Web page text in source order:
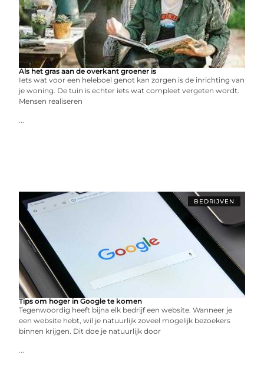
Als het gras aan de overkant groener is
Iets wat voor een heleboel genot kan zorgen is de inrichting van
je woning. De tuin is echter iets wat compleet vergeten wordt.
Mensen realiseren
...
BEDRIJVEN
Tips om hoger in Google te komen
Tegenwoordig heeft bijna elk bedrijf een website. Wanneer je
een website hebt, wil je natuurlijk zoveel mogelijk bezoekers
binnen krijgen. Dit doe je natuurlijk door
...